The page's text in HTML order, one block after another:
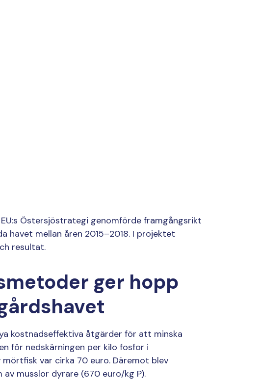
Östersjöstrategi genomförde framgångsrikt
mellan åren 2015–2018. I projektet
resultat.
ger hopp
kostnadseffektiva åtgärder för att minska
för nedskärningen per kilo fosfor i
var cirka 70 euro. Däremot blev
musslor dyrare (670 euro/kg P).